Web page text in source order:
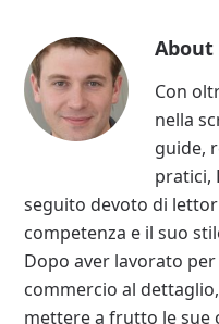
About
Con
nella
guide,
pratici,
seguito devoto di
competenza e il suo
Dopo aver lavorato
commercio al
mettere a frutto le sue